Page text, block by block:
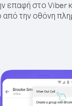
επαφή στο Viber
από την οθόνη